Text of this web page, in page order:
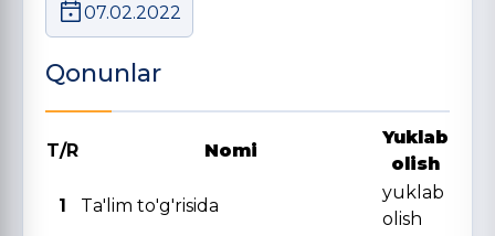
07.02.2022
Qonunlar
T/R Nomi
Yuklab
olish
1
Ta'lim to'g'risida
yuklab
olish